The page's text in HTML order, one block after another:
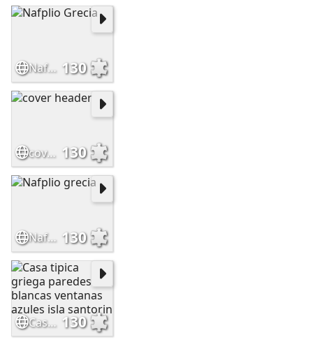
Nafplio Grecia 130
cover header 130
Nafplio grecia 130
Casa tipica griega paredes blancas ventanas azules isla santorin 130